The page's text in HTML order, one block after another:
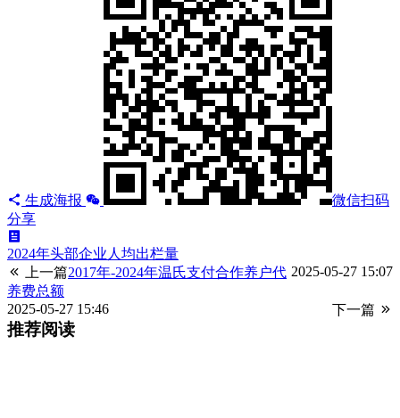
生成海报
微信扫码
分享
2024年头部企业人均出栏量
上一篇
2025-05-27 15:07
2017年-2024年温氏支付合作养户代
养费总额
下一篇
2025-05-27 15:46
推荐阅读